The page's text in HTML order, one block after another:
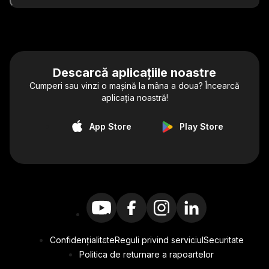
Descarcă aplicațiile noastre
Cumperi sau vinzi o mașină la mâna a doua? Încearcă
aplicația noastră!
App Store Play Store
ConfidențialitateReguli privind serviciulSecuritate
Politica de returnare a rapoartelor